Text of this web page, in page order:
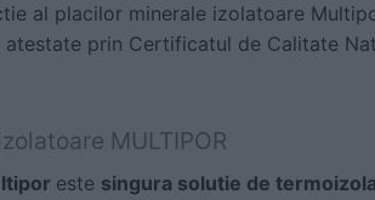
al placilor minerale izolatoare
prin Certificatul de Calitate
MULTIPOR
este singura solutie de